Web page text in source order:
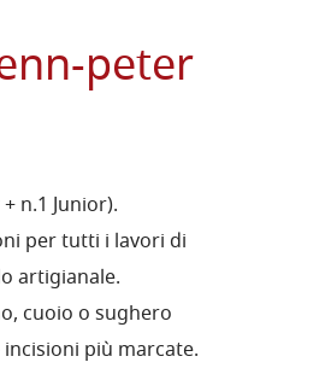
peter
n.1 Junior).
per tutti i lavori di
artigianale.
cuoio o sughero
più marcate.